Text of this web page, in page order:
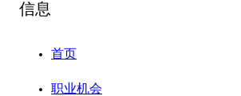
信息
首页
职业机会